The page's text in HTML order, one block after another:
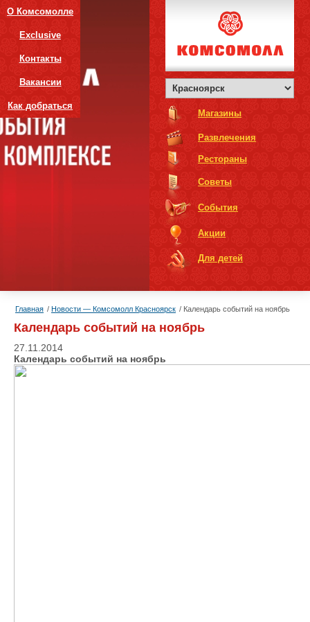
О Комсомолле
Exclusive
Контакты
Вакансии
Как добраться
Магазины
Развлечения
Рестораны
Советы
События
Акции
Для детей
Главная Новости — Комсомолл Красноярск Календарь событий на ноябрь
Календарь событий на ноябрь
27.11.2014
Календарь событий на ноябрь